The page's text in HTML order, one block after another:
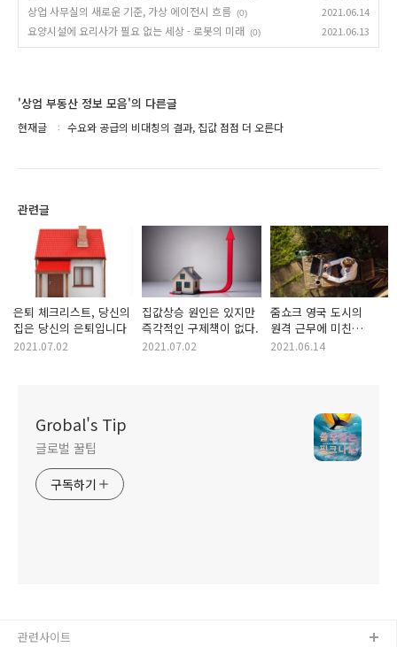
상업 사무실의 새로운 기준, 가상 에이전시 흐름 (0) 2021.06.14
요양시설에 요리사가 필요 없는 세상 - 로봇의 미래 (0) 2021.06.13
'상업 부동산 정보 모음'의 다른글
현재글 수요와 공급의 비대칭의 결과, 집값 점점 더 오른다
관련글
은퇴 체크리스트, 당신의
집은 당신의 은퇴입니다
2021.07.02
집값상승 원인은 있지만
즉각적인 구제책이 없다.
2021.07.02
줌쇼크 영국 도시의
원격 근무에 미친
영향과 변화
2021.06.14
Grobal's Tip
글로벌 꿀팁
구독하기
관련사이트